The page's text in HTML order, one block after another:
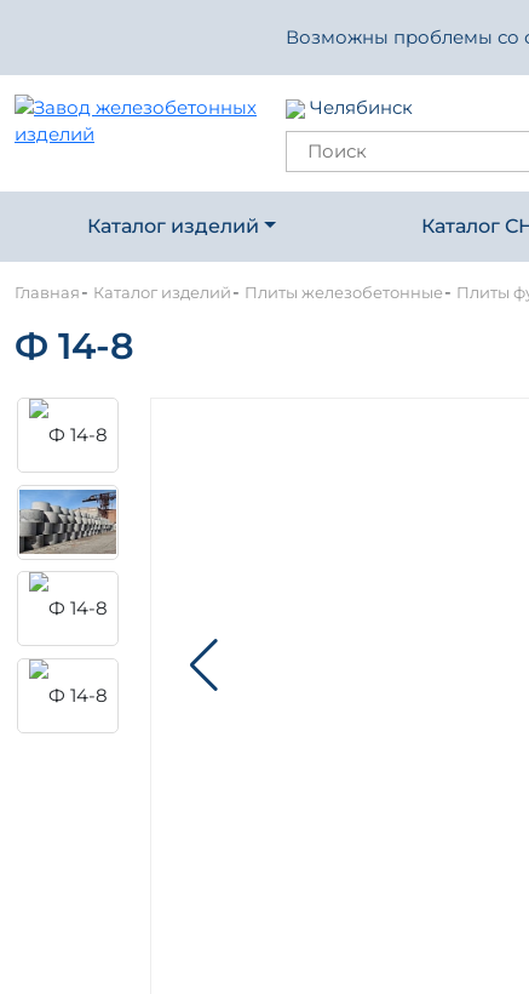
Возможны проблемы со
Челябинск
Каталог изделий Каталог
Главная- Каталог изделий- Плиты железобетонные- Плиты
Ф 14-8